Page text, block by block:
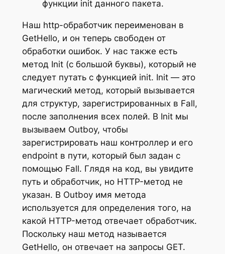
функции init данного пакета.
Наш http-обработчик переименован в
GetHello, и он теперь свободен от
обработки ошибок. У нас также есть
метод Init (с большой буквы), который не
следует путать с функцией init. Init — это
магический метод, который вызывается
для структур, зарегистрированных в Fall,
после заполнения всех полей. В Init мы
вызываем Outboy, чтобы
зарегистрировать наш контроллер и его
endpoint в пути, который был задан с
помощью Fall. Глядя на код, вы увидите
путь и обработчик, но HTTP-метод не
указан. В Outboy имя метода
используется для определения того, на
какой HTTP-метод отвечает обработчик.
Поскольку наш метод называется
GetHello, он отвечает на запросы GET.